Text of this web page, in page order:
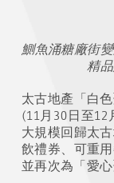
鰂魚涌糖廠街
精
太古地產「白
(11月30日至12
大規模回歸太
飲禮券、可重
並再次為「愛